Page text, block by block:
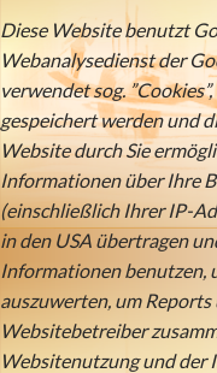
Diese Website benutzt
Webanalysedienst der
verwendet sog.
gespeichert werden und
Website durch Sie
Informationen über Ihre
(einschließlich Ihrer IP-
in den USA übertragen
Informationen benutzen,
auszuwerten, um
Websitebetreiber
Websitenutzung und